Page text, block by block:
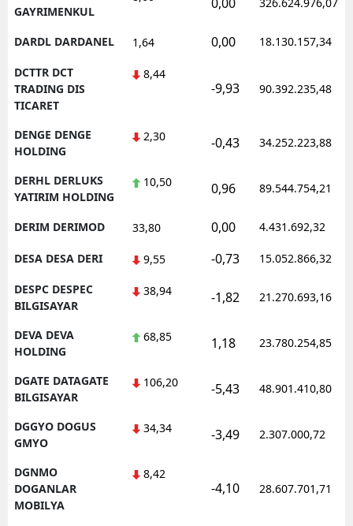
GAYRIMENKUL
326.624.976,07
DARDL DARDANEL 1,64 0,00 18.130.157,34
DCTTR DCT
TRADING DIS
TICARET
8,44
-9,93 90.392.235,48
DENGE DENGE
HOLDING
2,30 -0,43 34.252.223,88
DERHL DERLUKS
YATIRIM HOLDING
10,50 0,96 89.544.754,21
DERIM DERIMOD 33,80 0,00 4.431.692,32
DESA DESA DERI 9,55 -0,73 15.052.866,32
DESPC DESPEC
BILGISAYAR
38,94 -1,82 21.270.693,16
DEVA DEVA
HOLDING
68,85 1,18 23.780.254,85
DGATE DATAGATE
BILGISAYAR
106,20 -5,43 48.901.410,80
DGGYO DOGUS
GMYO
34,34 -3,49 2.307.000,72
DGNMO
DOGANLAR
MOBILYA
8,42
-4,10 28.607.701,71